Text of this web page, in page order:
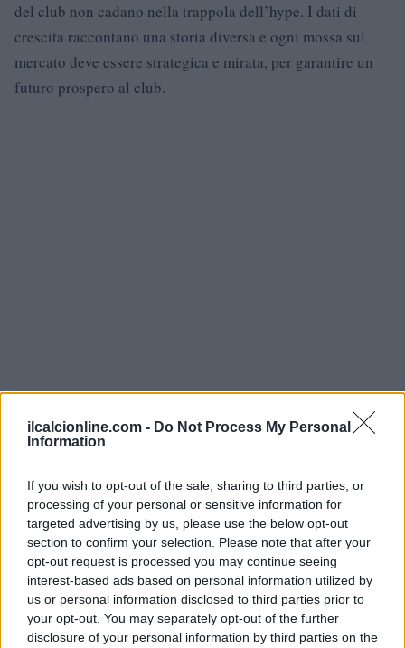
ilcalcionline.com - Do Not Process My Personal
Information
If you wish to opt-out of the sale, sharing to third parties, or
processing of your personal or sensitive information for
targeted advertising by us, please use the below opt-out
section to confirm your selection. Please note that after your
opt-out request is processed you may continue seeing
interest-based ads based on personal information utilized by
us or personal information disclosed to third parties prior to
your opt-out. You may separately opt-out of the further
disclosure of your personal information by third parties on the
del club non cadano nella trappola dell’hype. I dati di
crescita raccontano una storia diversa e ogni mossa sul
mercato deve essere strategica e mirata, per garantire un
futuro prospero al club.
AiAdhubMedia